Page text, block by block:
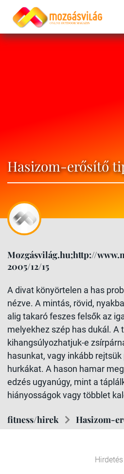
Hasizom-erősítő
Mozgásvilág.hu;http://
2005/12/15
A divat könyörtelen a has
nézve. A mintás, rövid,
alig takaró feszes felsők az
melyekhez szép has dukál. A
kihangsúlyozhatjuk-e
hasunkat, vagy inkább
hurkákat. A hason hamar
edzés ugyanúgy, mint a
hiányosságok vagy többlet
fitness/hirek Hasizom-
Hirdetés